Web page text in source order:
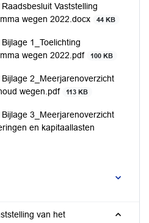
Vaststelling
wegen 2022.docx
44 KB
1_Toelichting
wegen 2022.pdf
100 KB
2_Meerjarenoverzicht
wegen.pdf
113 KB
3_Meerjarenoverzicht
en kapitaallasten
van het